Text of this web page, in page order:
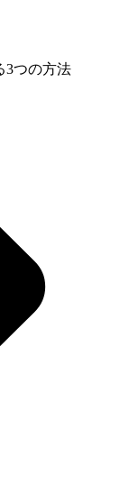
3つの方法